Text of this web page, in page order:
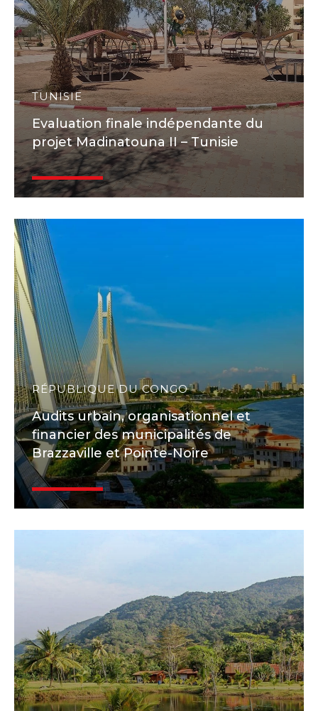
TUNISIE
Evaluation finale indépendante du
projet Madinatouna II – Tunisie
RÉPUBLIQUE DU CONGO
Audits urbain, organisationnel et
financier des municipalités de
Brazzaville et Pointe-Noire